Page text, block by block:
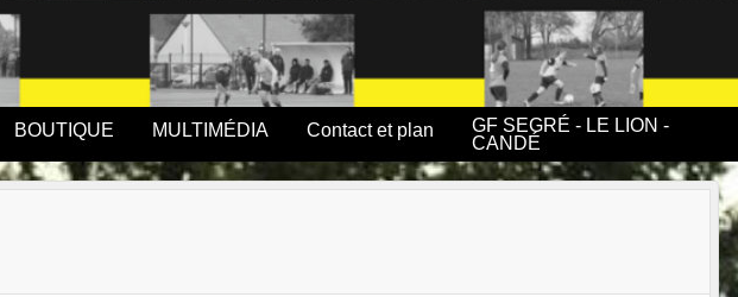
BOUTIQUE MULTIMÉDIA Contact et plan
GF SEGRÉ - LE LION -
CANDÉ